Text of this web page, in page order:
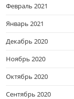
Февраль 2021
Январь 2021
Декабрь 2020
Ноябрь 2020
Октябрь 2020
Сентябрь 2020